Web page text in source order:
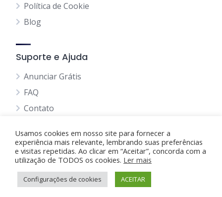
Política de Cookie
Blog
Suporte e Ajuda
Anunciar Grátis
FAQ
Contato
Anunciando Agora
Página Inicial
Minha Conta
Usamos cookies em nosso site para fornecer a
experiência mais relevante, lembrando suas preferências
e visitas repetidas. Ao clicar em “Aceitar”, concorda com a
utilização de TODOS os cookies. Ler mais
Configurações de cookies ACEITAR